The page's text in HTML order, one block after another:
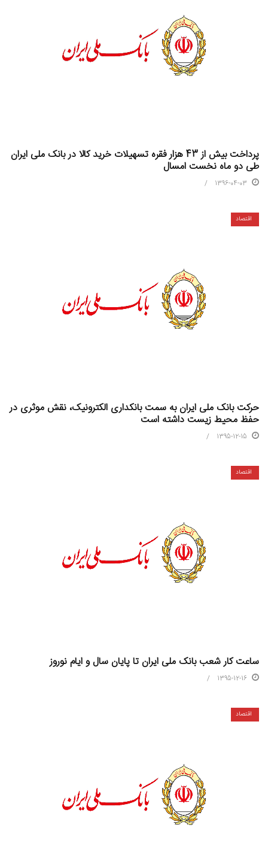
پرداخت بیش از 43 هزار فقره تسهیلات خرید کالا در بانک ملی ایران
طی دو ماه نخست امسال
1396-04-03
اقتصاد
حرکت بانک ملی ایران به سمت بانکداری الکترونیک، نقش موثری در
حفظ محیط زیست داشته است
1395-12-15
اقتصاد
ساعت کار شعب بانک ملی ایران تا پایان سال و ایام نوروز
1395-12-16
اقتصاد